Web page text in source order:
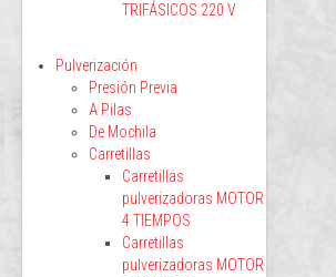
TRIFÁSICOS 220 V
Pulverización
Presión Previa
A Pilas
De Mochila
Carretillas
Carretillas
pulverizadoras MOTOR
4 TIEMPOS
Carretillas
pulverizadoras MOTOR